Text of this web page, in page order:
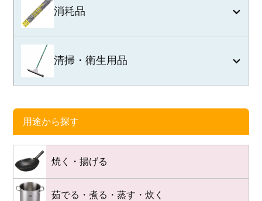
消耗品
清掃・衛生用品
用途から探す
焼く・揚げる
茹でる・煮る・蒸す・炊く